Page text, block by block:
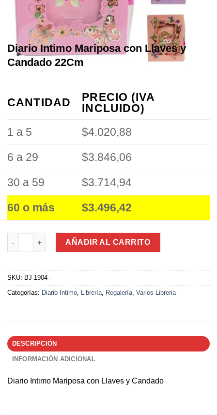
Diario Intimo Mariposa con Llaves y
Candado 22Cm
CANTIDAD
PRECIO (IVA
INCLUIDO)
1 a 5
$4.020,88
6 a 29 $3.846,06
30 a 59 $3.714,94
60 o más $3.496,42
Diario Intimo Mariposa con Llaves y Candado 22Cm cantidad
AÑADIR AL CARRITO
SKU: BJ-1904--
Categorías: Diario Intimo Librería Regalería Varios-Libreria
DESCRIPCIÓN
INFORMACIÓN ADICIONAL
Diario Intimo Mariposa con Llaves y Candado